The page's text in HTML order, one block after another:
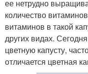
ее нетрудно
количество
витаминов в такой
других видах.
цветную капусту,
отличается цветная